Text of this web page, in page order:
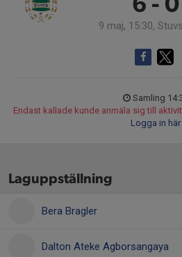
6 - 0
9 maj, 15:30,
Samling
Endast kallade kunde anmäla sig till
Logga in här
Laguppställning
Bera Bragler
Dalton Ateke Agborsangaya